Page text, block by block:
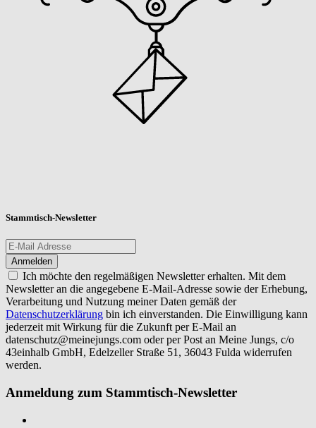
Stammtisch-Newsletter
Ich möchte den regelmäßigen Newsletter erhalten. Mit dem
Newsletter an die angegebene E-Mail-Adresse sowie der Erhebung,
Verarbeitung und Nutzung meiner Daten gemäß der
Datenschutzerklärung bin ich einverstanden. Die Einwilligung kann
jederzeit mit Wirkung für die Zukunft per E-Mail an
datenschutz@meinejungs.com oder per Post an Meine Jungs, c/o
43einhalb GmbH, Edelzeller Straße 51, 36043 Fulda widerrufen
werden.
Anmeldung zum Stammtisch-Newsletter